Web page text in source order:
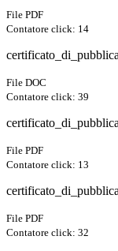
File PDF
Contatore click: 14
File DOC
Contatore click: 39
File PDF
Contatore click: 13
File PDF
Contatore click: 32